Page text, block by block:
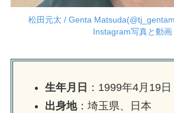
松田元太 / Genta
Instagram写真と動画
生年月日 ：1999年4月19日
出身地：埼玉県、日本